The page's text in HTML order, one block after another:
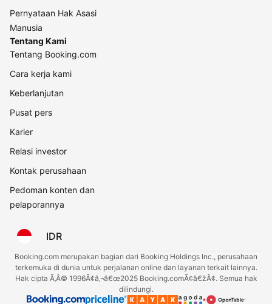
Pernyataan Hak Asasi
Manusia
Tentang Kami
Tentang Booking.com
Cara kerja kami
Keberlanjutan
Pusat pers
Karier
Relasi investor
Kontak perusahaan
Pedoman konten dan
pelaporannya
IDR
Booking.com merupakan bagian dari Booking Holdings Inc., perusahaan
terkemuka di dunia untuk perjalanan online dan layanan terkait lainnya.
Hak cipta Ã‚Â© 1996Ã¢â‚¬â€œ2025 Booking.comÃ¢â€žÂ¢. Semua hak
dilindungi.